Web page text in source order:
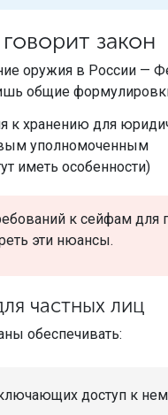
закон
оружия в России —
общие
к хранению для
уполномоченным
иметь особенности)
к сейфам
эти нюансы.
частных лиц
обеспечивать:
доступ к